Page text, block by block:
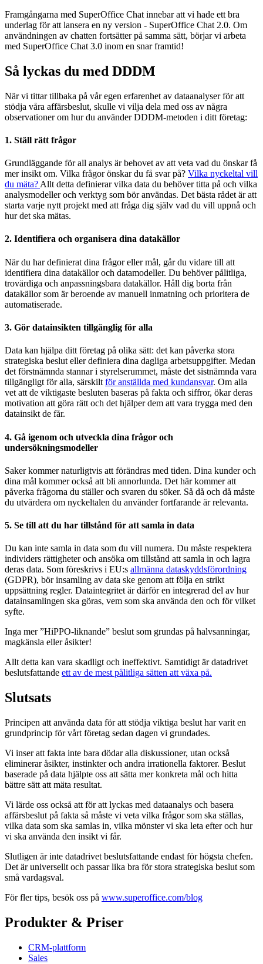
Framgångarna med SuperOffice Chat innebar att vi hade ett bra
underlag för att lansera en ny version - SuperOffice Chat 2.0. Om
användningen av chatten fortsätter på samma sätt, börjar vi arbeta
med SuperOffice Chat 3.0 inom en snar framtid!
Så lyckas du med DDDM
När vi tittar tillbaka på vår egen erfarenhet av dataanalyser för att
stödja våra affärsbeslut, skulle vi vilja dela med oss av några
observationer om hur du använder DDDM-metoden i ditt företag:
1. Ställ rätt frågor
Grundläggande för all analys är behovet av att veta vad du önskar få
mer insikt om. Vilka frågor önskar du få svar på? Vilka nyckeltal vill
du mäta? Allt detta definierar vilka data du behöver titta på och vilka
analysmodeller och verktyg som bör användas. Det bästa rådet är att
starta varje nytt projekt med att fråga dig själv vad du vill uppnå och
hur det ska mätas.
2. Identifiera och organisera dina datakällor
När du har definierat dina frågor eller mål, går du vidare till att
identifiera dina datakällor och datamodeller. Du behöver pålitliga,
trovärdiga och anpassningsbara datakällor. Håll dig borta från
datakällor som är beroende av manuell inmatning och prioritera de
automatiserade.
3. Gör datainsikten tillgänglig för alla
Data kan hjälpa ditt företag på olika sätt: det kan påverka stora
strategiska beslut eller definiera dina dagliga arbetsuppgifter. Medan
det förstnämnda stannar i styrelserummet, måste det sistnämnda vara
tillgängligt för alla, särskilt för anställda med kundansvar. Om alla
vet att de viktigaste besluten baseras på fakta och siffror, ökar deras
motivation att göra rätt och det hjälper dem att vara trygga med den
datainsikt de får.
4. Gå igenom och utveckla dina frågor och
undersökningsmodeller
Saker kommer naturligtvis att förändras med tiden. Dina kunder och
dina mål kommer också att bli annorlunda. Det här kommer att
påverka frågorna du ställer och svaren du söker. Så då och då måste
du utvärdera om nyckeltalen du använder fortfarande är relevanta.
5. Se till att du har tillstånd för att samla in data
Du kan inte samla in data som du vill numera. Du måste respektera
individers rättigheter och ansöka om tillstånd att samla in och lagra
deras data. Som föreskrivs i EU:s allmänna dataskyddsförordning
(GDPR), bör insamling av data ske genom att följa en strikt
uppsättning regler. Dataintegritet är därför en integrerad del av hur
datainsamlingen ska göras, vem som ska använda den och för vilket
syfte.
Inga mer ”HiPPO-liknande” beslut som grundas på halvsanningar,
magkänsla eller åsikter!
Allt detta kan vara skadligt och ineffektivt. Samtidigt är datadrivet
beslutsfattande ett av de mest pålitliga sätten att växa på.
Slutsats
Principen att använda data för att stödja viktiga beslut har varit en
grundprincip för vårt företag sedan dagen vi grundades.
Vi inser att fakta inte bara dödar alla diskussioner, utan också
eliminerar åsikter, instinkter och andra irrationella faktorer. Beslut
baserade på data hjälpte oss att sätta mer konkreta mål och hitta
bättre sätt att mäta resultat.
Vi lärde oss också att för att lyckas med dataanalys och basera
affärsbeslut på fakta så måste vi veta vilka frågor som ska ställas,
vilka data som ska samlas in, vilka mönster vi ska leta efter och hur
vi ska använda den insikt vi får.
Slutligen är inte datadrivet beslutsfattande endast för högsta chefen.
Det är universellt och passar lika bra för stora strategiska beslut som
små vardagsval.
För fler tips, besök oss på www.superoffice.com/blog
Produkter & Priser
CRM-plattform
Sales